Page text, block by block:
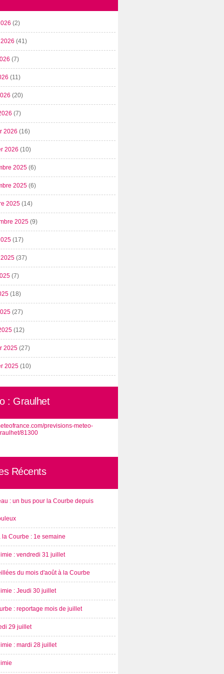
(2)
(41)
(7)
(11)
(20)
(7)
2026 (16)
2026 (10)
2025 (6)
2025 (6)
2025 (14)
2025 (9)
(17)
(37)
(7)
(18)
(27)
(12)
2025 (27)
2025 (10)
: Graulhet
previsions-meteo-
81300
Récents
: un bus pour la Courbe depuis
la Courbe : 1e semaine
: vendredi 31 juillet
du mois d'août à la Courbe
: Jeudi 30 juillet
: reportage mois de juillet
29 juillet
: mardi 28 juillet